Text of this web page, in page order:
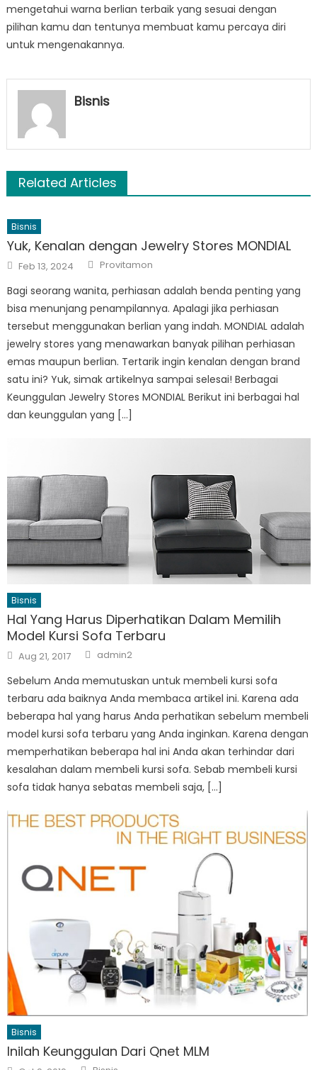
mengetahui warna berlian terbaik yang sesuai dengan
pilihan kamu dan tentunya membuat kamu percaya diri
untuk mengenakannya.
Bisnis
Related Articles
Bisnis
Yuk, Kenalan dengan Jewelry Stores MONDIAL
Posted
on
Feb 13, 2024 Author
Provitamon
Bagi seorang wanita, perhiasan adalah benda penting yang
bisa menunjang penampilannya. Apalagi jika perhiasan
tersebut menggunakan berlian yang indah. MONDIAL adalah
jewelry stores yang menawarkan banyak pilihan perhiasan
emas maupun berlian. Tertarik ingin kenalan dengan brand
satu ini? Yuk, simak artikelnya sampai selesai! Berbagai
Keunggulan Jewelry Stores MONDIAL Berikut ini berbagai hal
dan keunggulan yang […]
Bisnis
Hal Yang Harus Diperhatikan Dalam Memilih
Model Kursi Sofa Terbaru
Posted
on
Aug 21, 2017 Author
admin2
Sebelum Anda memutuskan untuk membeli kursi sofa
terbaru ada baiknya Anda membaca artikel ini. Karena ada
beberapa hal yang harus Anda perhatikan sebelum membeli
model kursi sofa terbaru yang Anda inginkan. Karena dengan
memperhatikan beberapa hal ini Anda akan terhindar dari
kesalahan dalam membeli kursi sofa. Sebab membeli kursi
sofa tidak hanya sebatas membeli saja, […]
Bisnis
Inilah Keunggulan Dari Qnet MLM
Author